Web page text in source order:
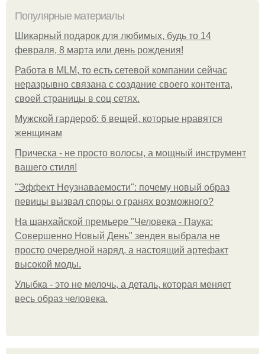
Популярные материалы
Шикарный подарок для любимых, будь то 14
февраля, 8 марта или день рождения!
Работа в MLM, то есть сетевой компании сейчас
неразрывно связана с создание своего контента,
своей страницы в соц сетях.
Мужской гардероб: 6 вещей, которые нравятся
женщинам
Прическа - не просто волосы, а мощный инструмент
вашего стиля!
"Эффект Неузнаваемости": почему новый образ
певицы вызвал споры о гранях возможного?
На шанхайской премьере "Человека - Паука:
Совершенно Новый День" зендея выбрала не
просто очередной наряд, а настоящий артефакт
высокой моды.
Улыбка - это не мелочь, а деталь, которая меняет
весь образ человека.